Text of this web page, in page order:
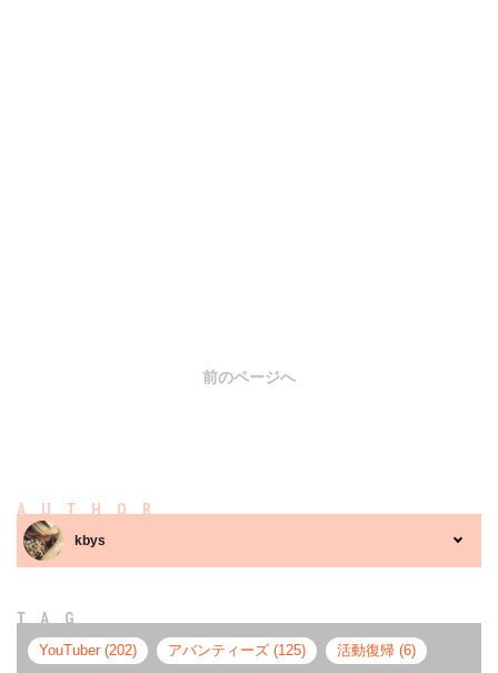
前のページへ
AUTHOR
kbys
TAG
YouTuber (202) アバンティーズ (125) 活動復帰 (6)